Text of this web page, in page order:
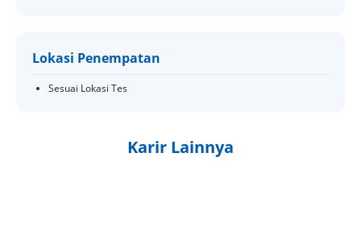
Lokasi Penempatan
Sesuai Lokasi Tes
Karir Lainnya